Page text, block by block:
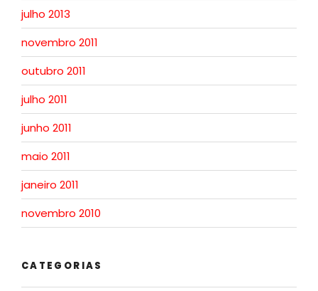
julho 2013
novembro 2011
outubro 2011
julho 2011
junho 2011
maio 2011
janeiro 2011
novembro 2010
CATEGORIAS